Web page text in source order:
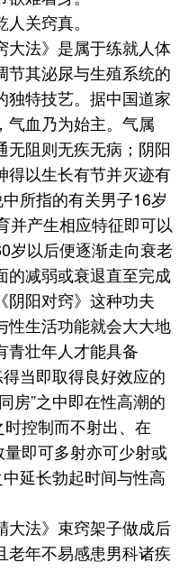
关窍真。
法》是属于练就人体
节其泌尿与生殖系统的
独特技艺。据中国道家
气血乃为始主。气属
无阻则无疾无病；阴阳
得以生长有节并灭迹有
所指的有关男子16岁
并产生相应特征即可以
岁以后便逐渐走向衰老
的减弱或衰退直至完成
阴阳对窍》这种功夫
生活功能就会大大地
青壮年人才能具备
当即取得良好效应的
房”之中即在性高潮的
控制而不射出、在
即可多射亦可少射或
延长勃起时间与性高
法》束窍架子做成后
老年不易感患男科诸疾